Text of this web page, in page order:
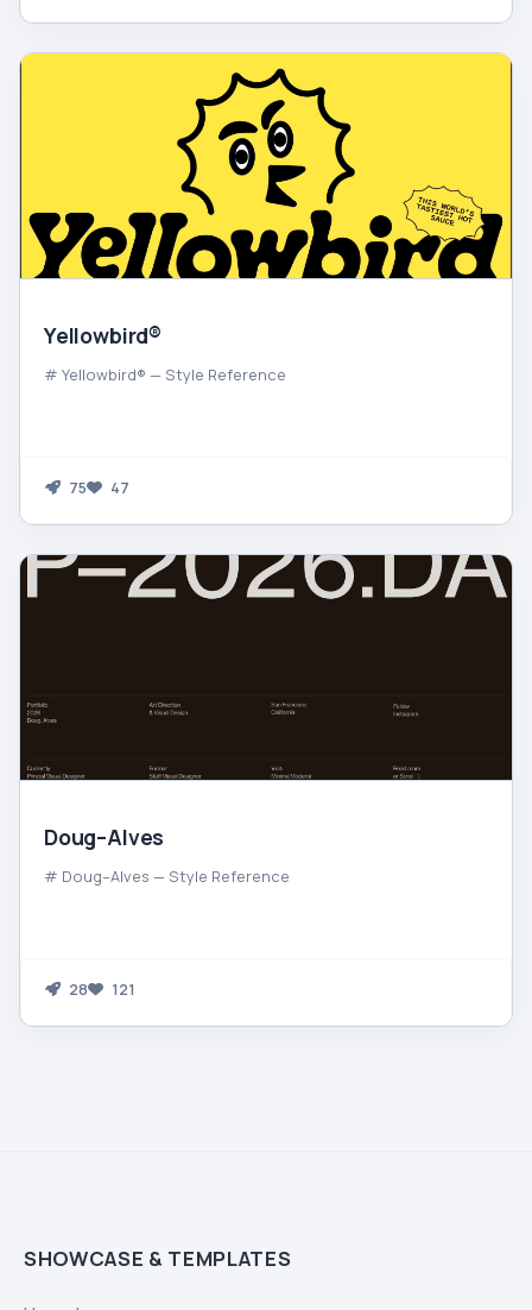
Yellowbird®
# Yellowbird® — Style Reference
75 47
Doug–Alves
# Doug–Alves — Style Reference
28 121
SHOWCASE & TEMPLATES